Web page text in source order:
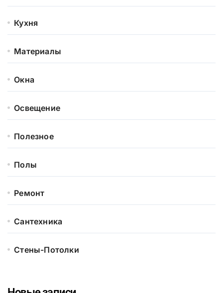
Кухня
Материалы
Окна
Освещение
Полезное
Полы
Ремонт
Сантехника
Стены-Потолки